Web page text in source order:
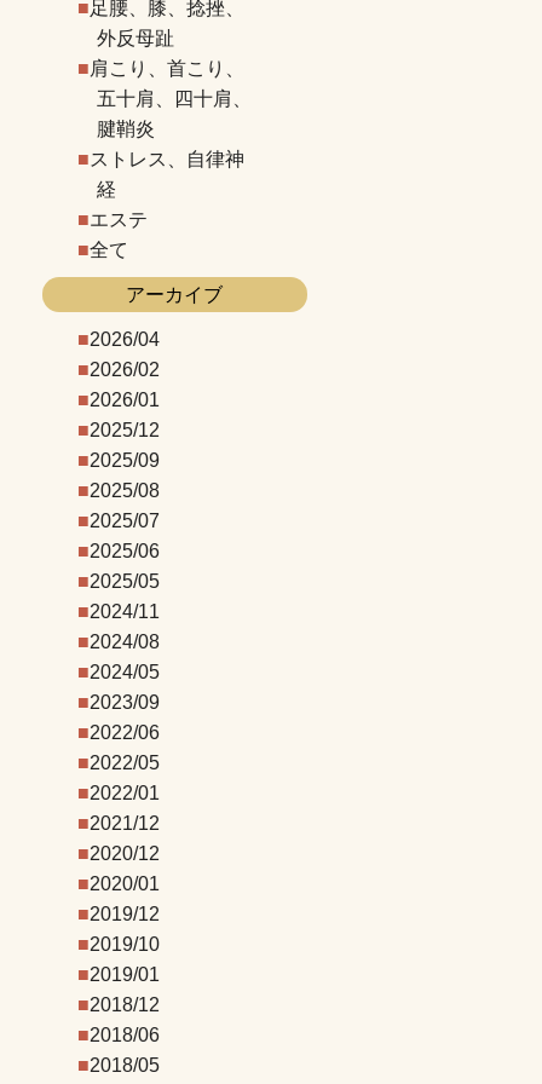
足腰、膝、捻挫、
外反母趾
肩こり、首こり、
五十肩、四十肩、
腱鞘炎
ストレス、自律神
経
エステ
全て
アーカイブ
2026/04
2026/02
2026/01
2025/12
2025/09
2025/08
2025/07
2025/06
2025/05
2024/11
2024/08
2024/05
2023/09
2022/06
2022/05
2022/01
2021/12
2020/12
2020/01
2019/12
2019/10
2019/01
2018/12
2018/06
2018/05